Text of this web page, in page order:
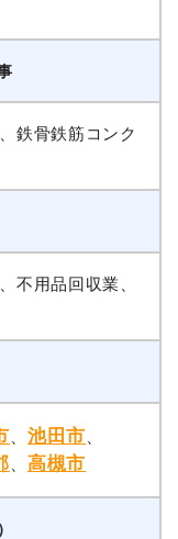
鉄骨鉄筋コンク
不用品回収業、
、 池田市、
、 高槻市